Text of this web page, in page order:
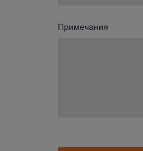
Примечания